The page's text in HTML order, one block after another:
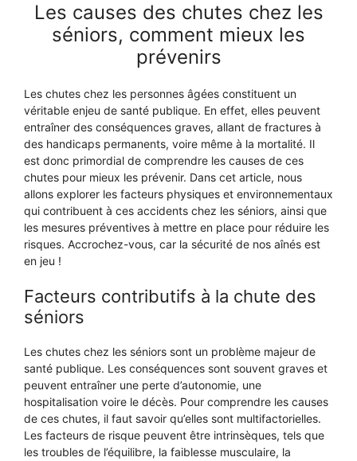
Les causes des chutes chez les
séniors, comment mieux les
prévenirs
Les chutes chez les personnes âgées constituent un
véritable enjeu de santé publique. En effet, elles peuvent
entraîner des conséquences graves, allant de fractures à
des handicaps permanents, voire même à la mortalité. Il
est donc primordial de comprendre les causes de ces
chutes pour mieux les prévenir. Dans cet article, nous
allons explorer les facteurs physiques et environnementaux
qui contribuent à ces accidents chez les séniors, ainsi que
les mesures préventives à mettre en place pour réduire les
risques. Accrochez-vous, car la sécurité de nos aînés est
en jeu !
Facteurs contributifs à la chute des
séniors
Les chutes chez les séniors sont un problème majeur de
santé publique. Les conséquences sont souvent graves et
peuvent entraîner une perte d’autonomie, une
hospitalisation voire le décès. Pour comprendre les causes
de ces chutes, il faut savoir qu’elles sont multifactorielles.
Les facteurs de risque peuvent être intrinsèques, tels que
les troubles de l’équilibre, la faiblesse musculaire, la